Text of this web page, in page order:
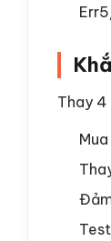
Thay 4